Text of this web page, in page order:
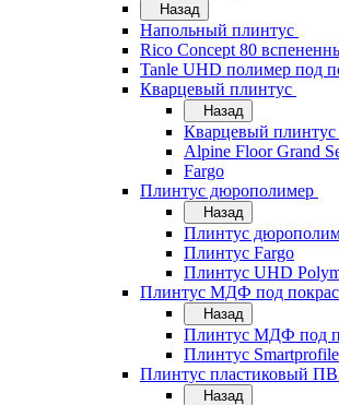
Назад
Напольный плинтус
Rico Concept 80
Tanle UHD полимер под
Кварцевый плинтус
Назад
Кварцевый плинтус
Alpine Floor Grand
Fargo
Плинтус дюрополимер
Назад
Плинтус
Плинтус Fargo
Плинтус UHD
Плинтус МДФ под
Назад
Плинтус МДФ под
Плинтус
Плинтус пластиковый
Назад